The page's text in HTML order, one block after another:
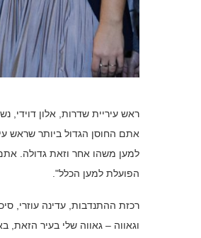
ראש עיריית שדרות, אלון דוידי,
אתם החוסן הגדול ביותר שראש
למען משהו אחר וזאת גדולה.
הפועלת למען הכלל".
רכזת ההתנדבות, עדינה עוזרי,
וגאווה – גאווה שלי בעיר